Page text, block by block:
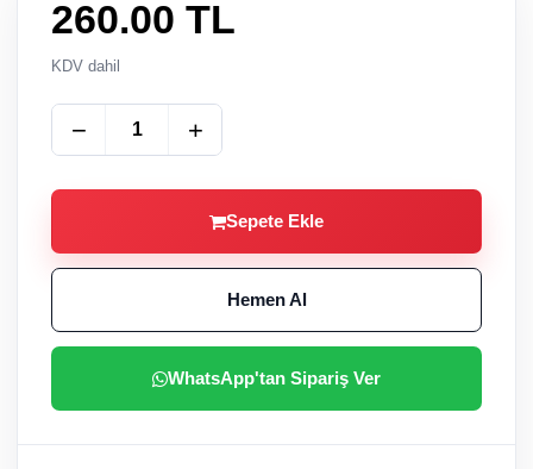
260.00 TL
KDV dahil
− +
Sepete Ekle
Hemen Al
WhatsApp'tan Sipariş Ver